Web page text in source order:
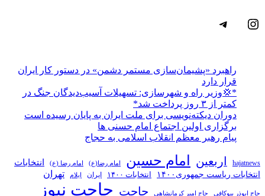
اینستاگرم
تلگرام
راهبرد «پشیمان‌سازی مستمر دشمن» در دستور کار ایران
قرار دارد
*💢وزیر راه و شهرسازی: تسهیلات آسیب‌دیدگان جنگ در
کمتر از ۳ روز پرداخت شد*
دوران دیکته‌نویسی برای ملت ایران به پایان رسیده است
برگزاری اولین اجتماع امام حسنی ها
پیام رهبر معظم انقلاب اسلامی به حجاج
hajatnews اربعین امام حسین امام رضا(ع) امام رضا (ع) انتخابات
انتخابات ریاست جمهوری۱۴۰۰ انتخابات ۱۴۰۰ ایران ایلام تهران
حاج ابوذر بیوکافی حاج امیر کرمانشاهی حاجت حاجت نیوز